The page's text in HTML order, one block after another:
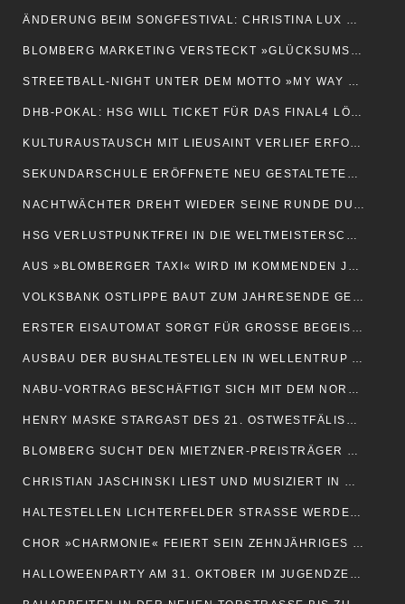
ÄNDERUNG BEIM SONGFESTIVAL: CHRISTINA LUX SPRINGT EIN
BLOMBERG MARKETING VERSTECKT »GLÜCKSUMSCHLÄGE«
STREETBALL-NIGHT UNTER DEM MOTTO »MY WAY – FAIR PLAY«
DHB-POKAL: HSG WILL TICKET FÜR DAS FINAL4 LÖSEN
KULTURAUSTAUSCH MIT LIEUSAINT VERLIEF ERFOLGREICH
SEKUNDARSCHULE ERÖFFNETE NEU GESTALTETEN SCHULHOF
NACHTWÄCHTER DREHT WIEDER SEINE RUNDE DURCH BLOMBERG
HSG VERLUSTPUNKTFREI IN DIE WELTMEISTERSCHAFTS-PAUSE
AUS »BLOMBERGER TAXI« WIRD IM KOMMENDEN JAHR »MOBILPARTNER«
VOLKSBANK OSTLIPPE BAUT ZUM JAHRESENDE GELDAUTOMATEN AB
ERSTER EISAUTOMAT SORGT FÜR GROSSE BEGEISTERUNG
AUSBAU DER BUSHALTESTELLEN IN WELLENTRUP AB 3. NOVEMBER
NABU-VORTRAG BESCHÄFTIGT SICH MIT DEM NORDERTEICH
HENRY MASKE STARGAST DES 21. OSTWESTFÄLISCHEN SPORTSTUDIOS
BLOMBERG SUCHT DEN MIETZNER-PREISTRÄGER 2025
CHRISTIAN JASCHINSKI LIEST UND MUSIZIERT IN DER BÜCHEREI
HALTESTELLEN LICHTERFELDER STRASSE WERDEN UMGEBAUT
CHOR »CHARMONIE« FEIERT SEIN ZEHNJÄHRIGES BESTEHEN
HALLOWEENPARTY AM 31. OKTOBER IM JUGENDZENTRUM